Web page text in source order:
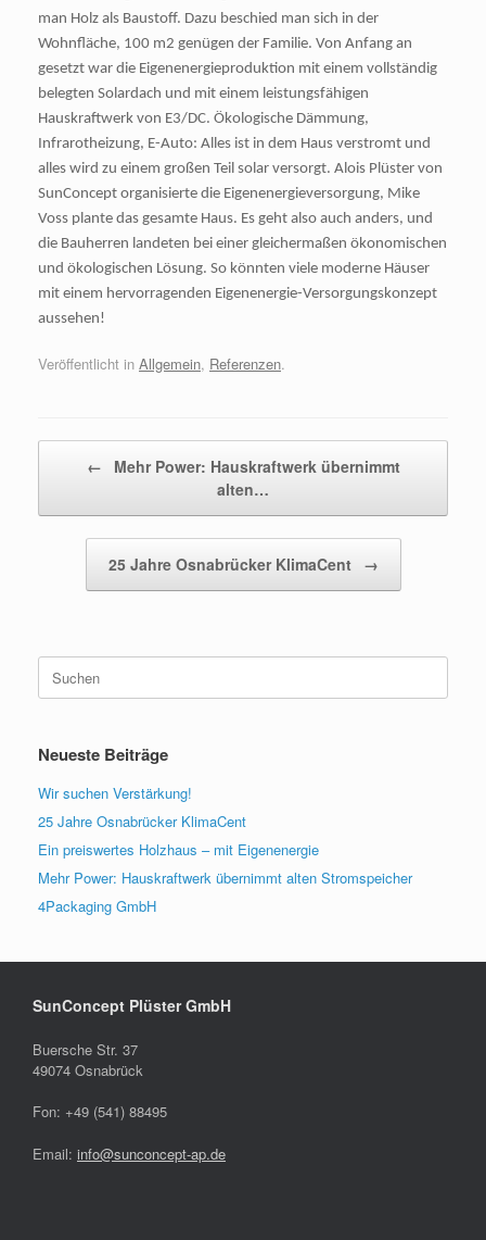
man Holz als Baustoff. Dazu beschied man sich in der
Wohnfläche, 100 m2 genügen der Familie. Von Anfang an
gesetzt war die Eigenenergieproduktion mit einem vollständig
belegten Solardach und mit einem leistungsfähigen
Hauskraftwerk von E3/DC. Ökologische Dämmung,
Infrarotheizung, E-Auto: Alles ist in dem Haus verstromt und
alles wird zu einem großen Teil solar versorgt. Alois Plüster von
SunConcept organisierte die Eigenenergieversorgung, Mike
Voss plante das gesamte Haus. Es geht also auch anders, und
die Bauherren landeten bei einer gleichermaßen ökonomischen
und ökologischen Lösung. So könnten viele moderne Häuser
mit einem hervorragenden Eigenenergie-Versorgungskonzept
aussehen!
Veröffentlicht in Allgemein, Referenzen.
←
Mehr Power: Hauskraftwerk übernimmt
alten…
25 Jahre Osnabrücker KlimaCent →
Suchen
nach:
Neueste Beiträge
Wir suchen Verstärkung!
25 Jahre Osnabrücker KlimaCent
Ein preiswertes Holzhaus – mit Eigenenergie
Mehr Power: Hauskraftwerk übernimmt alten Stromspeicher
4Packaging GmbH
SunConcept Plüster GmbH
Buersche Str. 37
49074 Osnabrück
Fon: +49 (541) 88495
Email: info@sunconcept-ap.de